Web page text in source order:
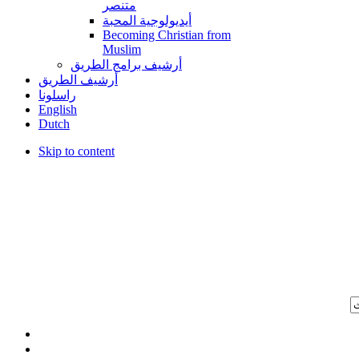
متنصر
أيديولوجية المحبة
Becoming Christian from
Muslim
أرشيف برامج الطريق
أرشيف الطريق
راسلونا
English
Dutch
Skip to content